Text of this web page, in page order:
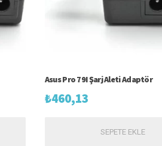
Asus Pro 79I Şarj Aleti Adaptör
₺460,13
SEPETE EKLE